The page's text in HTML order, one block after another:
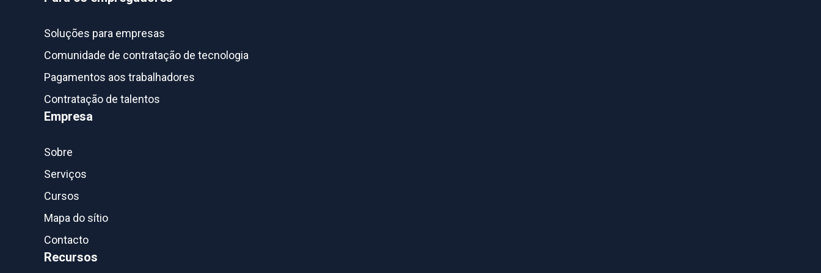
Soluções para empresas
Comunidade de contratação de tecnologia
Pagamentos aos trabalhadores
Contratação de talentos
Empresa
Sobre
Serviços
Cursos
Mapa do sítio
Contacto
Recursos